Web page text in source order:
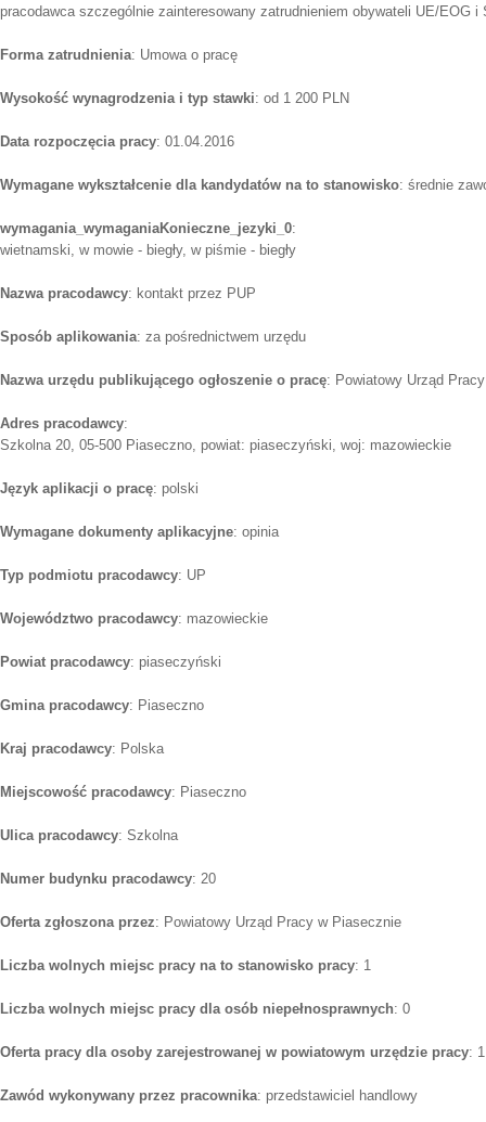
pracodawca szczególnie zainteresowany zatrudnieniem obywateli UE/EOG i
Forma zatrudnienia: Umowa o pracę
Wysokość wynagrodzenia i typ stawki: od 1 200 PLN
Data rozpoczęcia pracy: 01.04.2016
Wymagane wykształcenie dla kandydatów na to stanowisko: średnie
wymagania_wymaganiaKonieczne_jezyki_0:
wietnamski, w mowie - biegły, w piśmie - biegły
Nazwa pracodawcy: kontakt przez PUP
Sposób aplikowania: za pośrednictwem urzędu
Nazwa urzędu publikującego ogłoszenie o pracę: Powiatowy Urząd
Adres pracodawcy:
Szkolna 20, 05-500 Piaseczno, powiat: piaseczyński, woj: mazowieckie
Język aplikacji o pracę: polski
Wymagane dokumenty aplikacyjne: opinia
Typ podmiotu pracodawcy: UP
Województwo pracodawcy: mazowieckie
Powiat pracodawcy: piaseczyński
Gmina pracodawcy: Piaseczno
Kraj pracodawcy: Polska
Miejscowość pracodawcy: Piaseczno
Ulica pracodawcy: Szkolna
Numer budynku pracodawcy: 20
Oferta zgłoszona przez: Powiatowy Urząd Pracy w Piasecznie
Liczba wolnych miejsc pracy na to stanowisko pracy: 1
Liczba wolnych miejsc pracy dla osób niepełnosprawnych: 0
Oferta pracy dla osoby zarejestrowanej w powiatowym urzędzie pracy: 1
Zawód wykonywany przez pracownika: przedstawiciel handlowy